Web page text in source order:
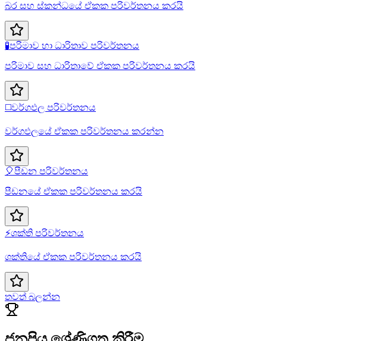
බර සහ ස්කන්ධයේ ඒකක පරිවර්තනය කරයි
🧪පරිමාව හා ධාරිතාව පරිවර්තනය
පරිමාව සහ ධාරිතාවේ ඒකක පරිවර්තනය කරයි
◻️වර්ගඵල පරිවර්තනය
වර්ගඵලයේ ඒකක පරිවර්තනය කරන්න
🎈පීඩන පරිවර්තනය
පීඩනයේ ඒකක පරිවර්තනය කරයි
⚡ශක්ති පරිවර්තනය
ශක්තියේ ඒකක පරිවර්තනය කරයි
තවත් බලන්න